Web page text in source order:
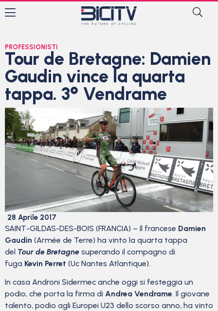
PROFESSIONISTI
Tour de Bretagne: Damien
Gaudin vince la quarta
tappa. 3° Vendrame
28 Aprile 2017
SAINT-GILDAS-DES-BOIS (FRANCIA) – Il francese Damien
Gaudin (Armée de Terre) ha vinto la quarta tappa
del Tour de Bretagne superando il compagno di
fuga Kevin Perret (Uc Nantes Atlantique).
In casa Androni Sidermec anche oggi si festeggia un
podio, che porta la firma di Andrea Vendrame. Il giovane
talento, podio agli Europei U23 dello scorso anno, ha vinto